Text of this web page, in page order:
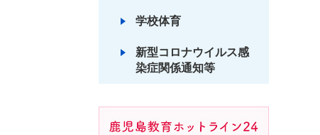
学校体育
新型コロナウイルス感
染症関係通知等
鹿児島教育ホットライン24